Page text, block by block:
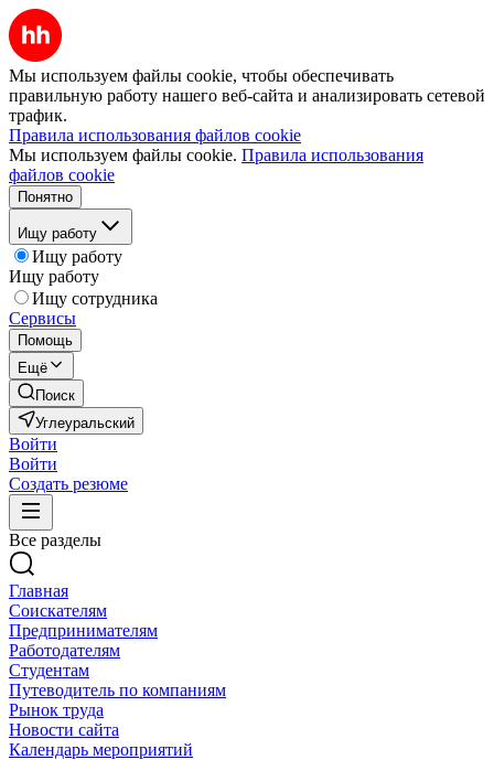
Мы используем файлы cookie, чтобы обеспечивать
правильную работу нашего веб-сайта и анализировать сетевой
трафик.
Правила использования файлов cookie
Мы используем файлы cookie. Правила использования
файлов cookie
Понятно
Ищу работу
Ищу работу
Ищу работу
Ищу сотрудника
Сервисы
Помощь
Ещё
Поиск
Углеуральский
Войти
Войти
Создать резюме
Все разделы
Главная
Соискателям
Предпринимателям
Работодателям
Студентам
Путеводитель по компаниям
Рынок труда
Новости сайта
Календарь мероприятий